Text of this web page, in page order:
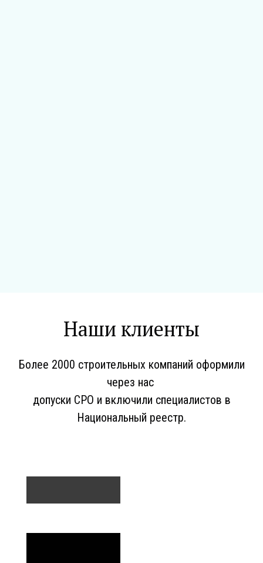
Наши клиенты
Более 2000 строительных компаний оформили
через нас
допуски СРО и включили специалистов в
Национальный реестр.